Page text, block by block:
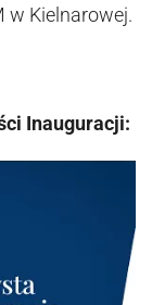
w Kielnarowej.
Inauguracji: